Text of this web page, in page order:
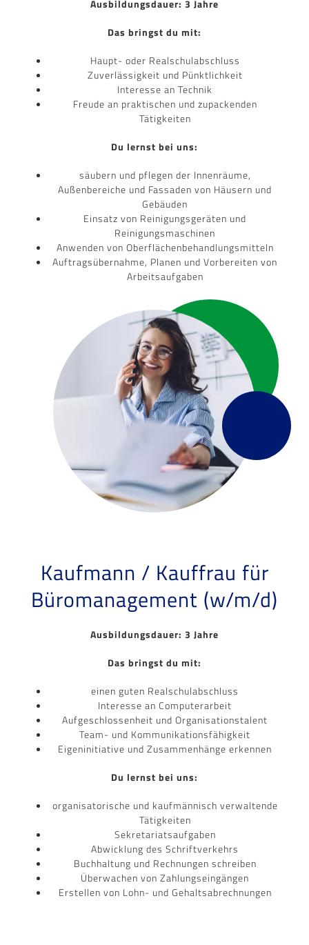
Ausbildungsdauer: 3 Jahre
Das bringst du mit:
Haupt- oder Realschulabschluss
Zuverlässigkeit und Pünktlichkeit
Interesse an Technik
Freude an praktischen und zupackenden
Tätigkeiten
Du lernst bei uns:
säubern und pflegen der Innenräume,
Außenbereiche und Fassaden von Häusern und
Gebäuden
Einsatz von Reinigungsgeräten und
Reinigungsmaschinen
Anwenden von Oberflächenbehandlungsmitteln
Auftragsübernahme, Planen und Vorbereiten von
Arbeitsaufgaben
Kaufmann / Kauffrau für
Büromanagement (w/m/d)
Ausbildungsdauer: 3 Jahre
Das bringst du mit:
einen guten Realschulabschluss
Interesse an Computerarbeit
Aufgeschlossenheit und Organisationstalent
Team- und Kommunikationsfähigkeit
Eigeninitiative und Zusammenhänge erkennen
Du lernst bei uns:
organisatorische und kaufmännisch verwaltende
Tätigkeiten
Sekretariatsaufgaben
Abwicklung des Schriftverkehrs
Buchhaltung und Rechnungen schreiben
Überwachen von Zahlungseingängen
Erstellen von Lohn- und Gehaltsabrechnungen